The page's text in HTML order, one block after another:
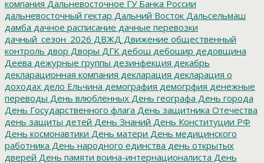
компания Дальневосточное ГУ Банка России
дальневосточный гектар Дальний Восток Дальсельмаш
дамба дачное расписание дачные перевозки
дачный_сезон_2026 ДВЖД Движение общественный
контроль двор Дворы ДГК дебош дебошир дедовщина
Деева дежурные группы дезинфекция декабрь
декларационная компания декларация декларация о
доходах дело Ельчина демография демогрфия денежные
переводы День влюбленных День географа День города
День Государственного флага День защитника Отечества
день защиты детей День Знаний День Конституции РФ
День космонавтики День матери День медицинского
работника День народного единства день открытых
дверей День памяти воина-интернационалиста День